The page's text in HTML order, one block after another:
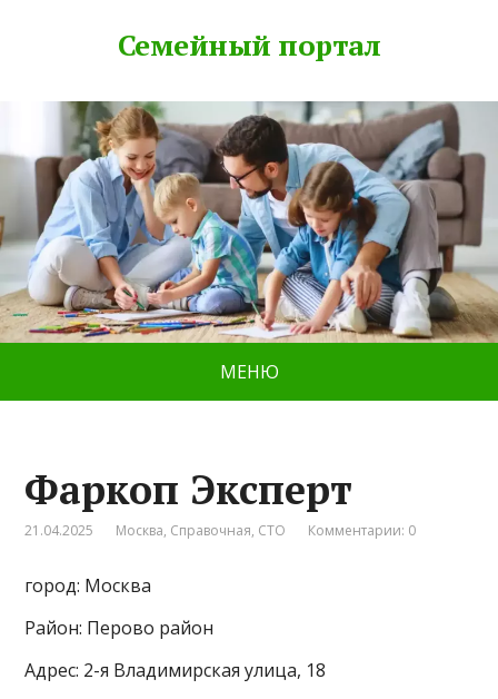
Семейный портал
МЕНЮ
Фаркоп Эксперт
21.04.2025 Москва, Справочная, СТО Комментарии: 0
город: Москва
Район: Перово район
Адрес: 2-я Владимирская улица, 18